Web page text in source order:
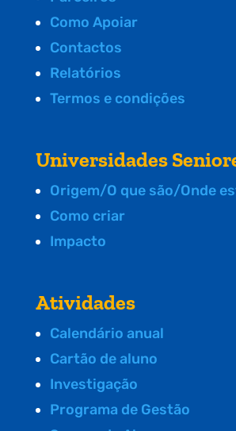
Como Apoiar
Contactos
Relatórios
Termos e condições
Universidades
Origem/O que são/Onde
Como criar
Impacto
Atividades
Calendário anual
Cartão de aluno
Investigação
Programa de Gestão